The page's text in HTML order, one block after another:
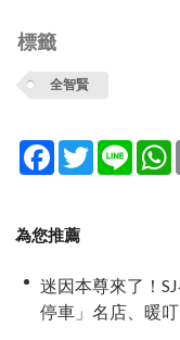
標籤
全智賢
Facebook
TwitterLine
為您推薦
迷因本尊來了！
停車」名店、暖